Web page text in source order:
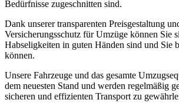
Bedürfnisse zugeschnitten sind.
Dank unserer transparenten Preisgestaltung
Versicherungsschutz für Umzüge können Sie
Habseligkeiten in guten Händen sind und Sie
können.
Unsere Fahrzeuge und das gesamte
dem neuesten Stand und werden regelmäßig
sicheren und effizienten Transport zu